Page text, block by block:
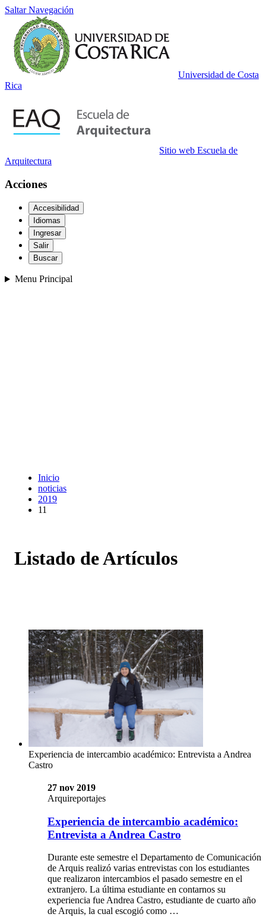
Saltar Navegación
Universidad de Costa
Rica
Sitio web Escuela de
Arquitectura
Acciones
Accesibilidad
Idiomas
Ingresar
Salir
Buscar
Menu Principal
Inicio
noticias
2019
11
Listado de Artículos
Experiencia de intercambio académico: Entrevista a Andrea
Castro
27 nov 2019
Arquireportajes
Experiencia de intercambio académico:
Entrevista a Andrea Castro
Durante este semestre el Departamento de Comunicación
de Arquis realizó varias entrevistas con los estudiantes
que realizaron intercambios el pasado semestre en el
extranjero. La última estudiante en contarnos su
experiencia fue Andrea Castro, estudiante de cuarto año
de Arquis, la cual escogió como …